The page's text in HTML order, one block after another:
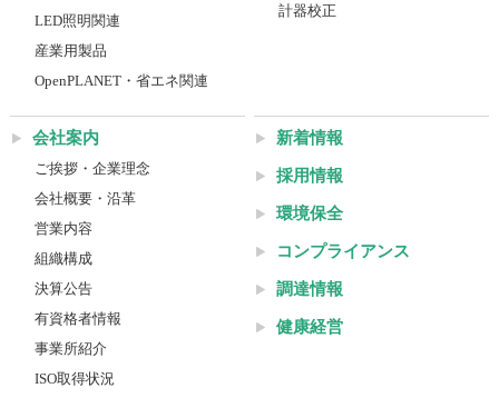
LED照明関連
産業用製品
OpenPLANET・省エネ関連
計器校正
会社案内
ご挨拶・企業理念
会社概要・沿革
営業内容
組織構成
決算公告
有資格者情報
事業所紹介
ISO取得状況
新着情報
採用情報
環境保全
コンプライアンス
調達情報
健康経営